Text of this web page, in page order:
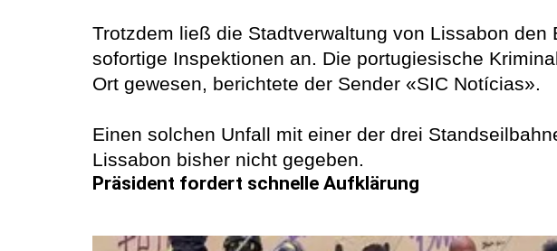
Trotzdem ließ die Stadtverwaltung von Lissabon
sofortige Inspektionen an. Die portugiesische
Ort gewesen, berichtete der Sender «SIC Notícias».
Einen solchen Unfall mit einer der drei
Lissabon bisher nicht gegeben.
Präsident fordert schnelle Aufklärung